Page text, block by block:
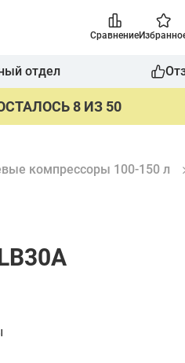
Сравнение
отдел
8 ИЗ 50
компрессоры 100-150 л